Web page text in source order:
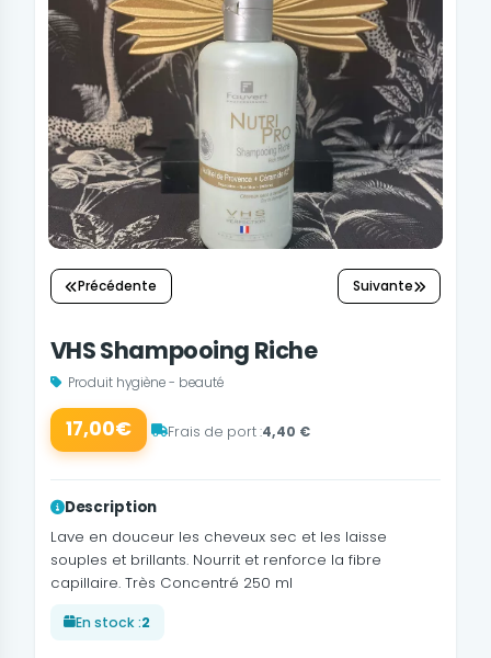
Précédente Suivante
VHS Shampooing Riche
Produit hygiène - beauté
17,00€ Frais de port :4,40 €
Description
Lave en douceur les cheveux sec et les laisse
souples et brillants. Nourrit et renforce la fibre
capillaire. Très Concentré 250 ml
En stock :2